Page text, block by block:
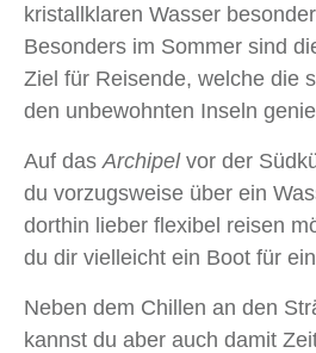
kristallklaren Wasser
Besonders im Sommer sind
Ziel für Reisende, welche die
den unbewohnten Inseln
Auf das Archipelvor der
du vorzugsweise über ein
dorthin lieber flexibel reisen
du dir vielleicht ein Boot für
Neben dem Chillen an den
kannst du aber auch damit